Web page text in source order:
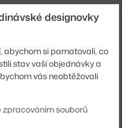
designovky
abychom si pamatovali, co
stav vaší objednávky a
vás neobtěžovali
zpracováním souborů